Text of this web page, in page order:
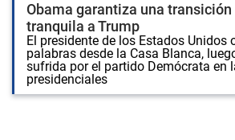
Obama garantiza una transición
tranquila a Trump
El presidente de los Estados Unidos
palabras desde la Casa Blanca,
sufrida por el partido Demócrata en
presidenciales